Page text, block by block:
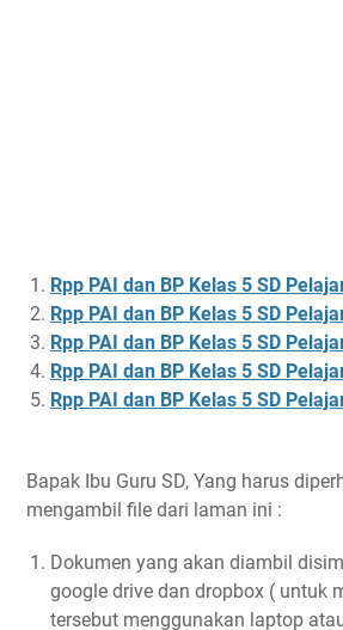
Rpp PAI dan BP Kelas 5 SD
Rpp PAI dan BP Kelas 5 SD
Rpp PAI dan BP Kelas 5 SD
Rpp PAI dan BP Kelas 5 SD
Rpp PAI dan BP Kelas 5 SD
Bapak Ibu Guru SD, Yang harus
mengambil file dari laman ini :
Dokumen yang akan diambil
google drive dan dropbox ( untuk
tersebut menggunakan laptop